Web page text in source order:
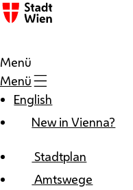
Zum Inhalt
Menü
Menü
English
New in Vienna?
Stadtplan
Amtswege